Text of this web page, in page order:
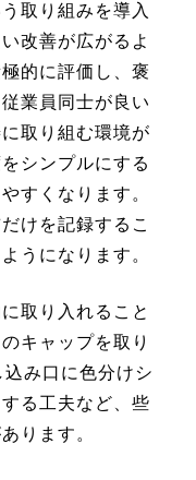
取り組みを導入
改善が広がるよ
的に評価し、褒
業員同士が良い
取り組む環境が
シンプルにする
すくなります。
けを記録するこ
うになります。
取り入れること
キャップを取り
み口に色分けシ
る工夫など、些
ります。